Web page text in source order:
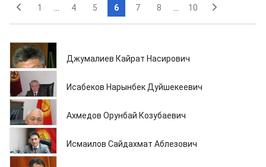
1 4 5 6 7 8 10
28.05.2013
Джумалиев Кайрат Насирович
27.05.2013
Исабеков Нарынбек Дуйшекеевич
27.05.2013
Ахмедов Орунбай Козубаевич
27.05.2013
Исмаилов Сайдахмат Аблезович
27.05.2013